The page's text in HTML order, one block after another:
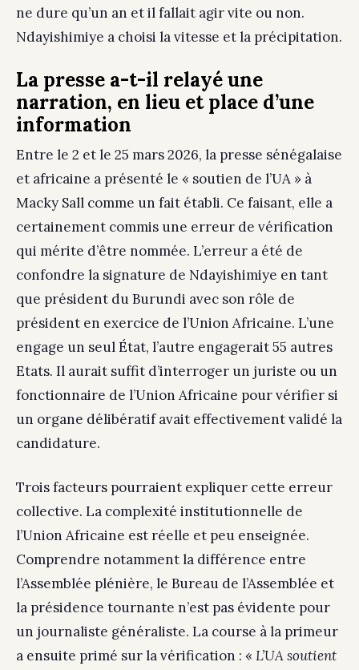
ne dure qu’un an et il fallait agir vite ou non.
Ndayishimiye a choisi la vitesse et la précipitation.
La presse a-t-il relayé une
narration, en lieu et place d’une
information
Entre le 2 et le 25 mars 2026, la presse sénégalaise
et africaine a présenté le « soutien de l’UA » à
Macky Sall comme un fait établi. Ce faisant, elle a
certainement commis une erreur de vérification
qui mérite d’être nommée. L’erreur a été de
confondre la signature de Ndayishimiye en tant
que président du Burundi avec son rôle de
président en exercice de l’Union Africaine. L’une
engage un seul État, l’autre engagerait 55 autres
Etats. Il aurait suffit d’interroger un juriste ou un
fonctionnaire de l’Union Africaine pour vérifier si
un organe délibératif avait effectivement validé la
candidature.
Trois facteurs pourraient expliquer cette erreur
collective. La complexité institutionnelle de
l’Union Africaine est réelle et peu enseignée.
Comprendre notamment la différence entre
l’Assemblée plénière, le Bureau de l’Assemblée et
la présidence tournante n’est pas évidente pour
un journaliste généraliste. La course à la primeur
a ensuite primé sur la vérification : « L’UA soutient